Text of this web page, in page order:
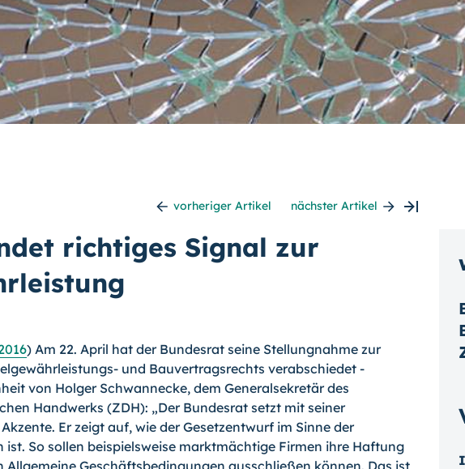
vorheriger Artikel nächster Artikel
richtiges Signal zur
) Am 22. April hat der Bundesrat seine Stellungnah­me zur
und Bauvertragsrechts verab­schiedet -
von Holger Schwannecke, dem General­sekretär des
Handwerks (ZDH): „Der Bundesrat setzt mit seiner
Er zeigt auf, wie der Gesetz­entwurf im Sinne der
ist. So sollen beispielsweise markt­mächtige Firmen ihre Haftung